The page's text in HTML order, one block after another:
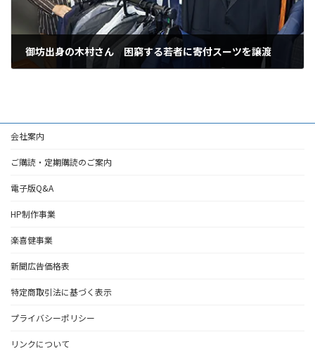
御坊出身の木村さん 困窮する若者に寄付スーツを譲渡
会社案内
ご購読・定期購読のご案内
電子版Q&A
HP制作事業
楽喜健事業
新聞広告価格表
特定商取引法に基づく表示
プライバシーポリシー
リンクについて